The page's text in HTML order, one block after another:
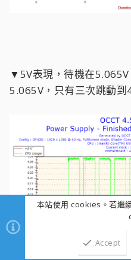
▼5V表現，待機在
5.065V，只有三次跳動
本站使用 cookies。若繼
Accept